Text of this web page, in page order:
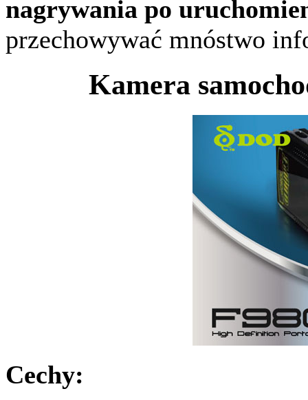
nagrywania po
przechowywać mnóstwo
Kamera
Cechy: